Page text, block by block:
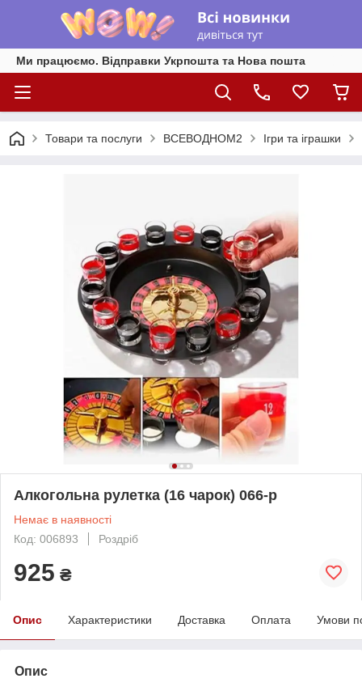
Ми працюємо. Відправки Укрпошта та Нова пошта
Товари та послуги ВСЕВОДНОМ2 Ігри та іграшки
Алкогольна рулетка (16 чарок) 066-p
Немає в наявності
Код: 006893
Роздріб
925 ₴
Опис Характеристики Доставка Оплата Умови
Опис